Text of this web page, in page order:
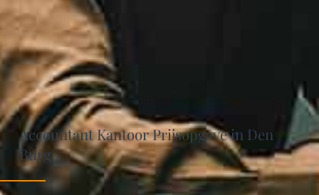
Accountant Kantoor Prijsopgave in Den
Burg